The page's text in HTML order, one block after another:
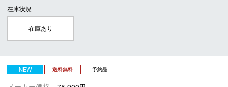
在庫状況
在庫あり
NEW 送料無料 予約品